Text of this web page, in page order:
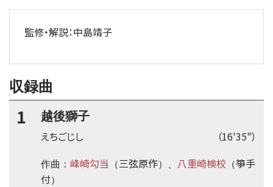
監修・解説：中島靖子
収録曲
1 越後獅子
（16'35"）
えちごじし
作曲： 峰崎勾当 （ 三弦原作）、 八重崎検校 （箏手
付）